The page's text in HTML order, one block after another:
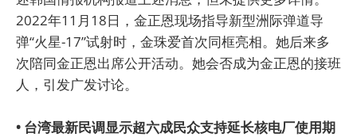
2022年11月18日，金正恩现场指导新型洲际弹道导
弹“火星-17”试射时，金珠爱首次同框亮相。她后来多
次陪同金正恩出席公开活动。她会否成为金正恩的接班
人，引发广发讨论。
• 台湾最新民调显示超六成民众支持延长核电厂使用期